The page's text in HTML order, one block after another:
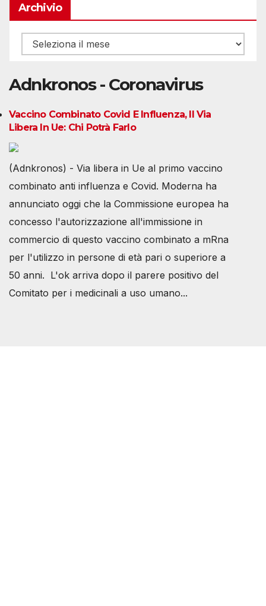
Archivio
Archivio
Adnkronos - Coronavirus
Vaccino Combinato Covid E Influenza, Il Via
Libera In Ue: Chi Potrà Farlo
(Adnkronos) - Via libera in Ue al primo vaccino
combinato anti influenza e Covid. Moderna ha
annunciato oggi che la Commissione europea ha
concesso l'autorizzazione all'immissione in
commercio di questo vaccino combinato a mRna
per l'utilizzo in persone di età pari o superiore a
50 anni. L'ok arriva dopo il parere positivo del
Comitato per i medicinali a uso umano...